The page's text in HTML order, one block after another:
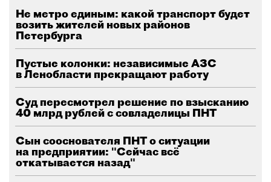
Не метро единым: какой транспорт будет
возить жителей новых районов
Петербурга
Пустые колонки: независимые АЗС
в Ленобласти прекращают работу
Суд пересмотрел решение по взысканию
40 млрд рублей с совладелицы ПНТ
Сын сооснователя ПНТ о ситуации
на предприятии: "Сейчас всё
откатывается назад"